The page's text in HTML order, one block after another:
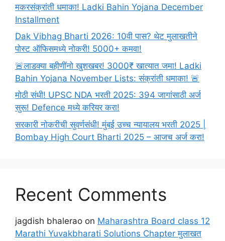
मकरसंक्रांती धमाका! Ladki Bahin Yojana December
Installment
Dak Vibhag Bharti 2026: 10वी पास? थेट मुलाखतीने
पोस्ट ऑफिसमध्ये नोकरी! 5000+ कमवा!
🚨लाडक्या बहीणींनो खुशखबर! 3000₹ खात्यात जमा! Ladki
Bahin Yojana November Lists: संक्रांती धमाका! 🚨
मोठी संधी! UPSC NDA भरती 2025: 394 जागांसाठी अर्ज
सुरू! Defence मध्ये करियर करा!
सरकारी नोकरीची सुवर्णसंधी! मुंबई उच्च न्यायालय भरती 2025 |
Bombay High Court Bharti 2025 – आजच अर्ज करा!
Recent Comments
jagdish bhalerao on Maharashtra Board class 12
Marathi Yuvakbharati Solutions Chapter मुलाखत